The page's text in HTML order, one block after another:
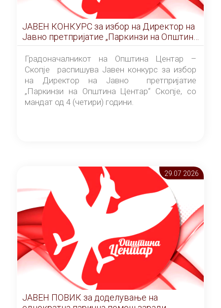
ЈАВЕН КОНКУРС за избор на Директор на
Јавно претпријатие „Паркинзи на Општина
Центар“ – Скопје
Градоначалникот на Општина Центар –
Скопје распишува Јавен конкурс за избор
на Директор на Јавно претпријатие
„Паркинзи на Општина Центар“ Скопје, со
мандат од 4 (четири) години.
29.07 2026
ЈАВЕН ПОВИК за доделување на